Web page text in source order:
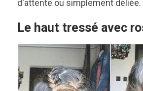
d'attente ou simplement déliée.
Le haut tressé avec